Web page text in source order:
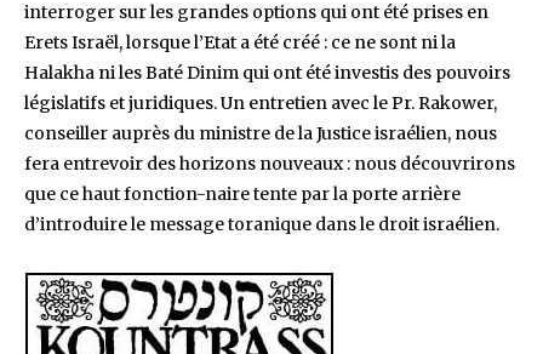
interroger sur les grandes options qui ont été prises en
Erets Israël, lorsque l’Etat a été créé : ce ne sont ni la
Halakha ni les Baté Dinim qui ont été investis des pouvoirs
législatifs et juridiques. Un entretien avec le Pr. Rakower,
conseiller auprès du ministre de la Justice israélien, nous
fera entrevoir des horizons nouveaux : nous découvrirons
que ce haut fonction-naire tente par la porte arrière
d’introduire le message toranique dans le droit israélien.